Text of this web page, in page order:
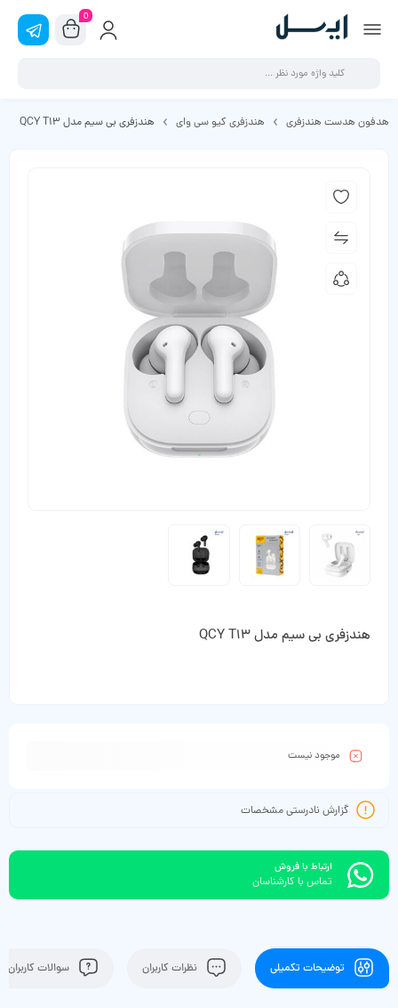
0
هدفون هدست هندزفری هندزفری کیو سی وای هندزفری بی سیم مدل QCY T13
هندزفری بی سیم مدل QCY T13
موجود نیست
گزارش نادرستی مشخصات
ارتباط با فروش
تماس با کارشناسان
توضیحات تکمیلی نظرات کاربران سوالات کاربران